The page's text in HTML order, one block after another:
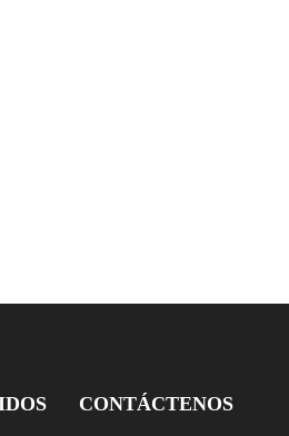
CONTÁCTENOS